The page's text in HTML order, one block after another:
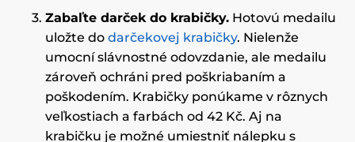
Zabaľte darček do krabičky. Hotovú medailu
uložte do darčekovej krabičky. Nielenže
umocní slávnostné odovzdanie, ale medailu
zároveň ochráni pred poškriabaním a
poškodením. Krabičky ponúkame v rôznych
veľkostiach a farbách od 42 Kč. Aj na
krabičku je možné umiestniť nálepku s